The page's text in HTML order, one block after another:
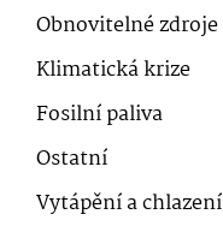
Obnovitelné zdroje
Klimatická krize
Fosilní paliva
Ostatní
Vytápění a chlazení